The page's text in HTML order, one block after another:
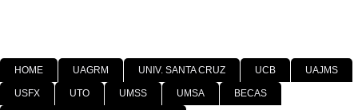
HOME UAGRM UNIV. SANTA CRUZ UCB UAJMS
USFX UTO UMSS UMSA BECAS